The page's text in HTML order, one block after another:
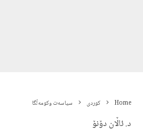
Home کوردی سیاسەت وکومەڵگا
د. ئاڵان دۆنۆ